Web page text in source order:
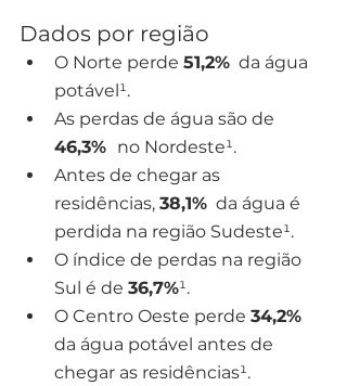
Dados por região
O Norte perde 51,2%
  da água
potável¹.
As perdas de água são de
46,3% no Nordeste¹.
Antes de chegar as
residências, 38,1%
  da água é
perdida na região Sudeste¹.
O índice de perdas na região
Sul é de 36,7%¹.
O Centro Oeste perde 34,2%
da água potável antes de
chegar as residências¹.